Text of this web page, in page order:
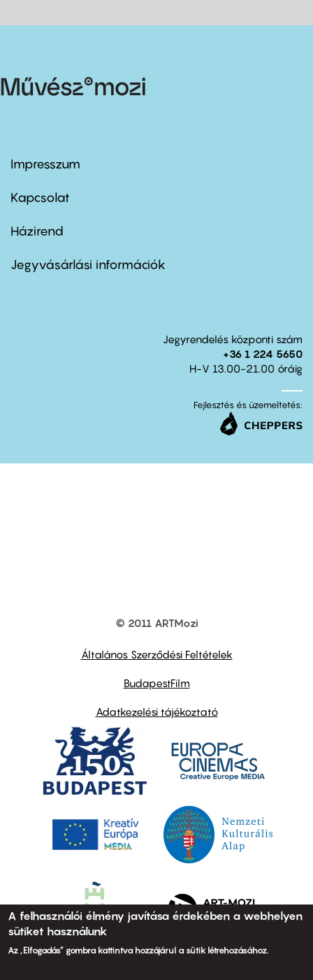
Footer
first
Impresszum
Kapcsolat
Footer
second
Házirend
Jegyvásárlási információk
Jegyrendelés központi szám
+36 1 224 5650
H-V 13.00-21.00 óráig
Fejlesztés és üzemeltetés:
© 2011 ARTMozi
Általános Szerződési Feltételek
BudapestFilm
Adatkezelési tájékoztató
A felhasználói élmény javítása érdekében a webhelyen
sütiket használunk
Az „Elfogadás” gombra kattintva hozzájárul a sütik létrehozásához.